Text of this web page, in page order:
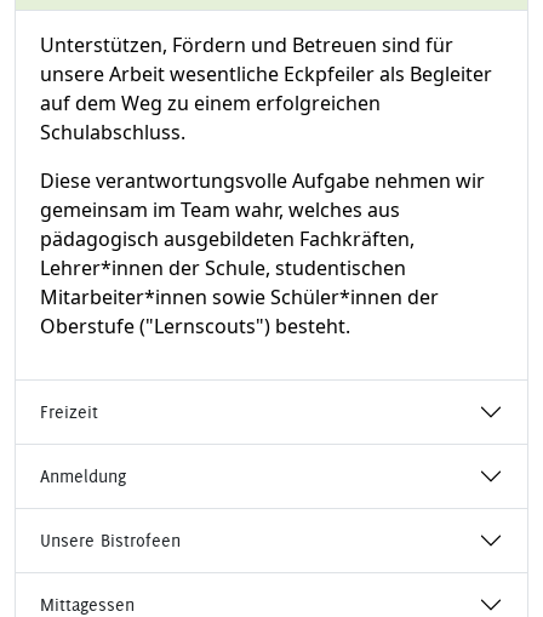
Unterstützen, Fördern und Betreuen sind für
unsere Arbeit wesentliche Eckpfeiler als Begleiter
auf dem Weg zu einem erfolgreichen
Schulabschluss.
Diese verantwortungsvolle Aufgabe nehmen wir
gemeinsam im Team wahr, welches aus
pädagogisch ausgebildeten Fachkräften,
Lehrer*innen der Schule, studentischen
Mitarbeiter*innen sowie Schüler*innen der
Oberstufe ("Lernscouts") besteht.
Freizeit
Anmeldung
Unsere Bistrofeen
Mittagessen